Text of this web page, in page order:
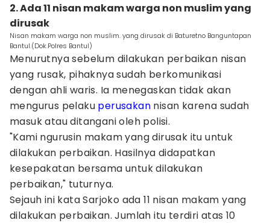
2. Ada 11 nisan makam warga non muslim yang
dirusak
Nisan makam warga non muslim. yang dirusak di Baturetno Banguntapan
Bantul.(Dok.Polres Bantul)
Menurutnya sebelum dilakukan perbaikan nisan
yang rusak, pihaknya sudah berkomunikasi
dengan ahli waris. Ia menegaskan tidak akan
mengurus pelaku perusakan nisan karena sudah
masuk atau ditangani oleh polisi.
"Kami ngurusin makam yang dirusak itu untuk
dilakukan perbaikan. Hasilnya didapatkan
kesepakatan bersama untuk dilakukan
perbaikan," tuturnya.
Sejauh ini kata Sarjoko ada 11 nisan makam yang
dilakukan perbaikan. Jumlah itu terdiri atas 10